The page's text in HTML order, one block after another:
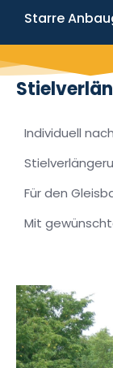
Starre
Individuell
Für den
Mit